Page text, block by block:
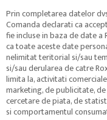
Prin completarea datelor
Comanda declarati ca
fie incluse in baza de date a
ca toate aceste date
nelimitat teritorial si/sau
si/sau derularea de catre
limita la, activitati
marketing, de publicitate,
cercetare de piata, de
si comportamentul